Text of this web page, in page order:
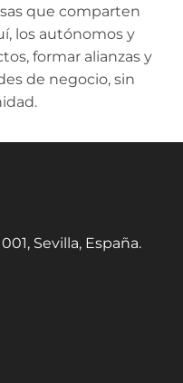
que comparten
los autónomos y
formar alianzas y
de negocio, sin
Sevilla, España.